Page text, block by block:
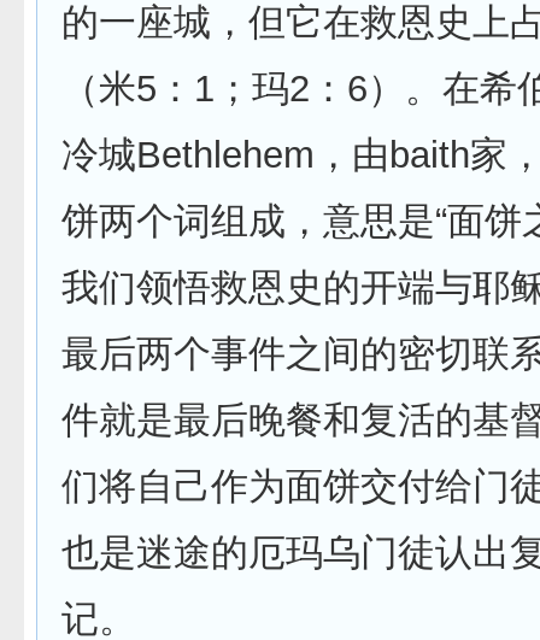
的一座城，但它在救恩史上
（米5：1；玛2：6）。在希
冷城Bethlehem，由baith家
饼两个词组成，意思是“面饼
我们领悟救恩史的开端与耶
最后两个事件之间的密切联
件就是最后晚餐和复活的基
们将自己作为面饼交付给门
也是迷途的厄玛乌门徒认出
记。